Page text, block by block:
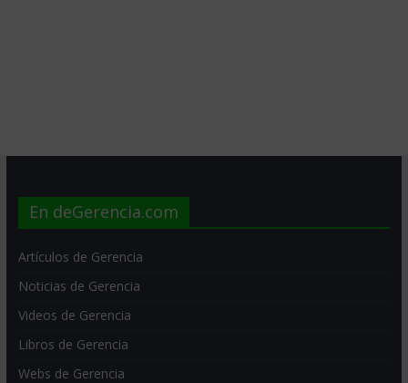
En deGerencia.com
Artículos de Gerencia
Noticias de Gerencia
Videos de Gerencia
Libros de Gerencia
Webs de Gerencia